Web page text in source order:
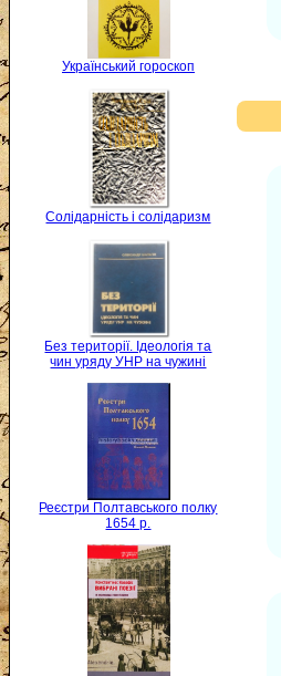
Український гороскоп
Солідарність і солідаризм
Без території. Ідеологія та
чин уряду УНР на чужині
Реєстри Полтавського полку
1654 р.